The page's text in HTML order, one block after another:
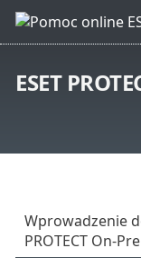
ESET